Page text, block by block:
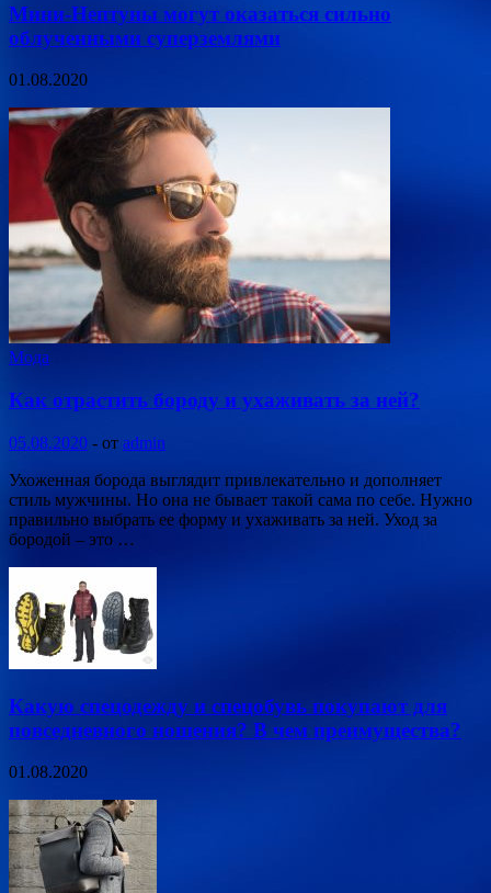
Мини-Нептуны могут оказаться сильно
облученными суперземлями
01.08.2020
Мода
Как отрастить бороду и ухаживать за ней?
05.08.2020 - от admin
Ухоженная борода выглядит привлекательно и дополняет
стиль мужчины. Но она не бывает такой сама по себе. Нужно
правильно выбрать ее форму и ухаживать за ней. Уход за
бородой – это …
Какую спецодежду и спецобувь покупают для
повседневного ношения? В чем преимущества?
01.08.2020